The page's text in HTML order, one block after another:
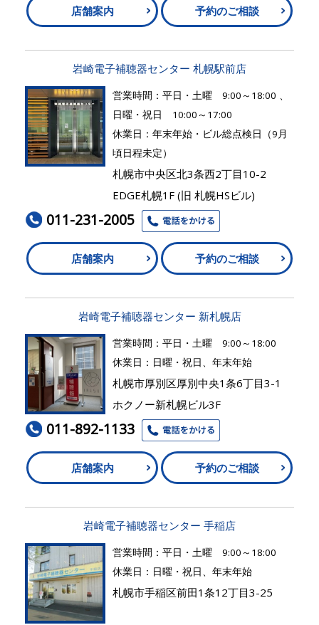
店舗案内 予約のご相談
岩崎電子補聴器センター 札幌駅前店
営業時間：平日・土曜 9:00～18:00 、
日曜・祝日 10:00～17:00
休業日：年末年始・ビル総点検日（9月
頃日程未定）
札幌市中央区北3条西2丁目10-2
EDGE札幌1F (旧 札幌HSビル)
011-231-2005
店舗案内 予約のご相談
岩崎電子補聴器センター 新札幌店
営業時間：平日・土曜 9:00～18:00
休業日：日曜・祝日、年末年始
札幌市厚別区厚別中央1条6丁目3-1
ホクノー新札幌ビル3F
011-892-1133
店舗案内 予約のご相談
岩崎電子補聴器センター 手稲店
営業時間：平日・土曜 9:00～18:00
休業日：日曜・祝日、年末年始
札幌市手稲区前田1条12丁目3-25